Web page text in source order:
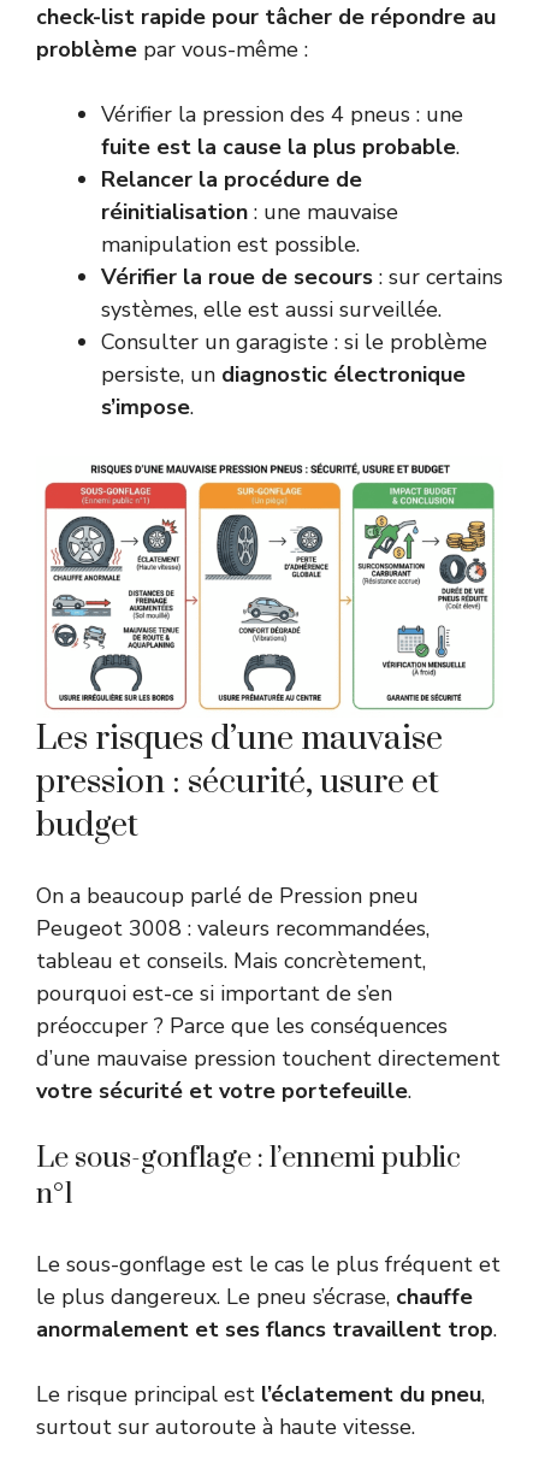
check-list rapide pour tâcher de répondre au
problème par vous-même :
Vérifier la pression des 4 pneus : une
fuite est la cause la plus probable.
Relancer la procédure de
réinitialisation : une mauvaise
manipulation est possible.
Vérifier la roue de secours : sur certains
systèmes, elle est aussi surveillée.
Consulter un garagiste : si le problème
persiste, un diagnostic électronique
s’impose.
Les risques d’une mauvaise
pression : sécurité, usure et
budget
On a beaucoup parlé de Pression pneu
Peugeot 3008 : valeurs recommandées,
tableau et conseils. Mais concrètement,
pourquoi est-ce si important de s’en
préoccuper ? Parce que les conséquences
d’une mauvaise pression touchent directement
votre sécurité et votre portefeuille.
Le sous-gonflage : l’ennemi public
n°1
Le sous-gonflage est le cas le plus fréquent et
le plus dangereux. Le pneu s’écrase, chauffe
anormalement et ses flancs travaillent trop.
Le risque principal est l’éclatement du pneu,
surtout sur autoroute à haute vitesse.